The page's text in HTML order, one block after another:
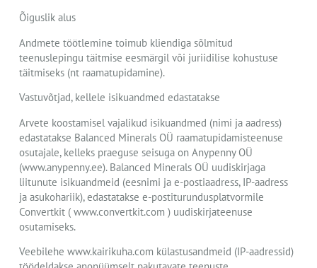
Õiguslik alus
Andmete töötlemine toimub kliendiga sõlmitud
teenuslepingu täitmise eesmärgil või juriidilise kohustuse
täitmiseks (nt raamatupidamine).
Vastuvõtjad, kellele isikuandmed edastatakse
Arvete koostamisel vajalikud isikuandmed (nimi ja aadress)
edastatakse Balanced Minerals OÜ raamatupidamisteenuse
osutajale, kelleks praeguse seisuga on Anypenny OÜ
(www.anypenny.ee). Balanced Minerals OÜ uudiskirjaga
liitunute isikuandmeid (eesnimi ja e-postiaadress, IP-aadress
ja asukohariik), edastatakse e-postiturundusplatvormile
Convertkit ( www.convertkit.com ) uudiskirjateenuse
osutamiseks.
Veebilehe www.kairikuha.com külastusandmeid (IP-aadressid)